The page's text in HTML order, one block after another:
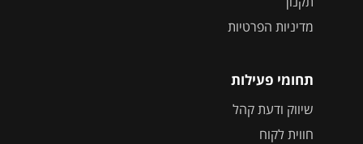
מדיניות הפרטיות
תחומי פעילות
שיווק ודעת קהל
חווית לקוח